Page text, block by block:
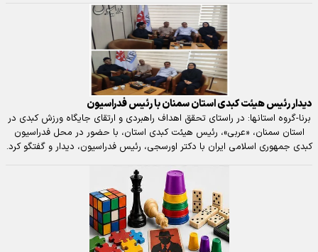
دیدار رئیس هیئت کبدی استان سمنان با رئیس فدراسیون
برنا-گروه استان‍ها: در راستای تحقق اهداف راهبردی و ارتقای جایگاه ورزش کبدی در
استان سمنان، «عربی»، رئیس هیئت کبدی استان، با حضور در محل فدراسیون
کبدی جمهوری اسلامی ایران با دکتر اورسجی، رئیس فدراسیون، دیدار و گفتگو کرد.